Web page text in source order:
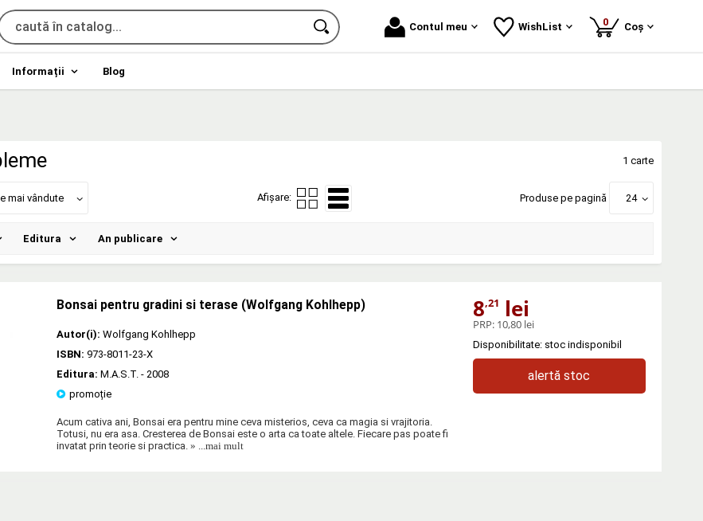
Contul meu WishList 0produse
Coș
Informații Blog
1 carte
mai vândute Afișare: Produse pe pagină 24
Editura An publicare
Bonsai pentru gradini si terase (Wolfgang Kohlhepp)
Autor(i): Wolfgang Kohlhepp
ISBN: 973-8011-23-X
Editura: M.A.S.T. - 2008
promoție
Acum cativa ani, Bonsai era pentru mine ceva misterios, ceva ca magia si vrajitoria.
Totusi, nu era asa. Cresterea de Bonsai este o arta ca toate altele. Fiecare pas poate fi
invatat prin teorie si practica. » ...mai mult
8,21 lei
PRP: 10,80 lei
Disponibilitate: stoc indisponibil
alertă stoc